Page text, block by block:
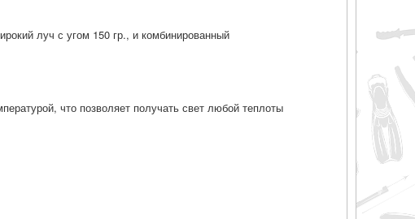
луч с угом 150 гр., и комбинированный
что позволяет получать свет любой теплоты